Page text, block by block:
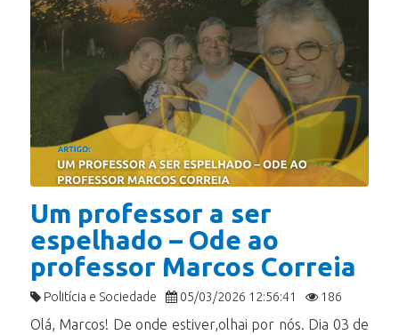
Um professor a ser
espelhado – Ode ao
professor Marcos Correia
Politícia e Sociedade 05/03/2026 12:56:41 186
Olá, Marcos! De onde estiver,olhai por nós. Dia 03 de